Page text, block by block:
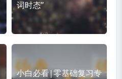
词时态”
小白必看|零基础复习专